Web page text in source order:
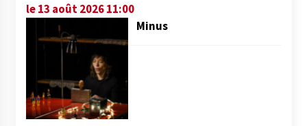
le 13 août 2026 11:00
Minus